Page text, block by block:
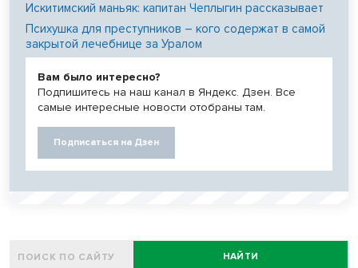
Искитимский маньяк: капитан Чеплыгин рассказывает
Психушка для преступников – кого содержат в самой
закрытой лечебнице за Уралом
Вам было интересно?
Подпишитесь на наш канал в Яндекс. Дзен. Все
самые интересные новости отобраны там.
Подписаться на Дзен
НАЙТИ